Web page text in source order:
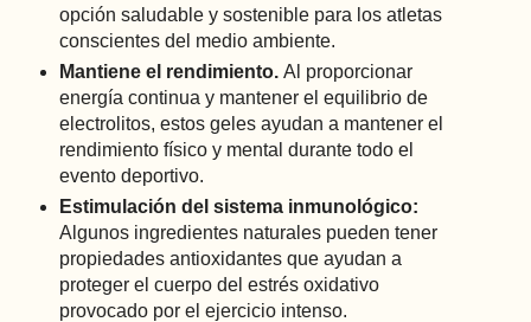
opción saludable y sostenible para los atletas
conscientes del medio ambiente.
Mantiene el rendimiento. Al proporcionar
energía continua y mantener el equilibrio de
electrolitos, estos geles ayudan a mantener el
rendimiento físico y mental durante todo el
evento deportivo.
Estimulación del sistema inmunológico:
Algunos ingredientes naturales pueden tener
propiedades antioxidantes que ayudan a
proteger el cuerpo del estrés oxidativo
provocado por el ejercicio intenso.